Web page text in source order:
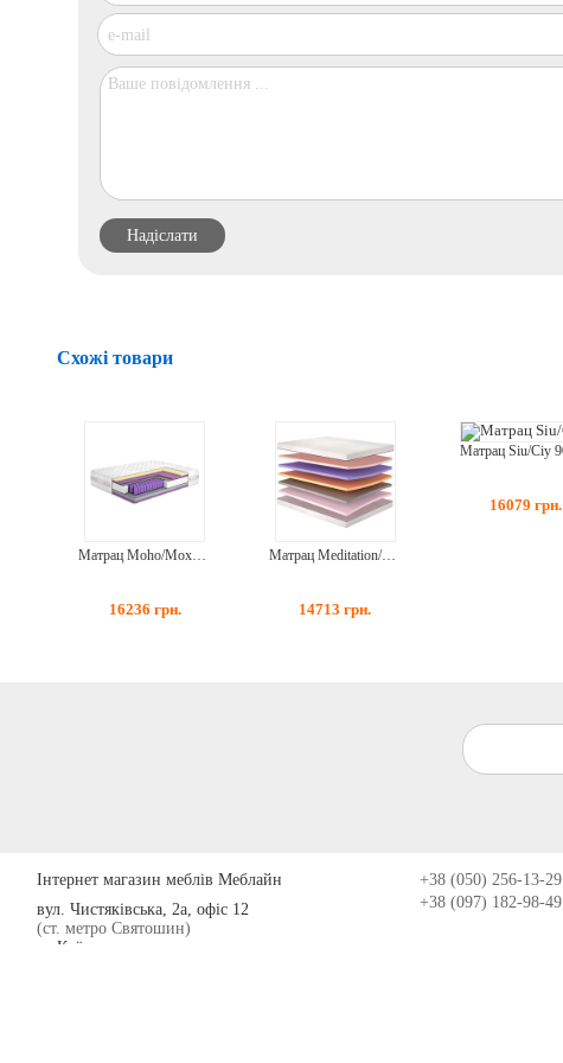
Схожі товари
16236 грн. 14713 грн.
16079 грн.
Інтернет магазин меблів Меблайн
вул. Чистяківська, 2а, офіс 12
(ст. метро Святошин)
м. Київ
+38 (050) 256-13-29
+38 (097) 182-98-49